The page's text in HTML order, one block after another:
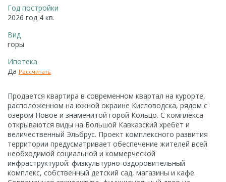
Год постройки
2026 год 4 кв.
Вид
горы
Ипотека
Да Рассчитать
Продается квартира в современном квартал на курорте,
расположенном на южной окраине Кисловодска, рядом с
озером Новое и знаменитой горой Кольцо. С комплекса
открываются виды на Большой Кавказский хребет и
величественный Эльбрус. Проект комплексного развития
территории предусматривает обеспечение жителей всей
необходимой социальной и коммерческой
инфраструктурой: физкультурно-оздоровительный
комплекс, собственный детский сад, магазины и кафе.